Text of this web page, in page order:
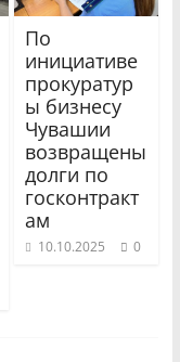
По
инициативе
прокуратур
ы бизнесу
Чувашии
возвращены
долги по
госконтракт
ам
10.10.2025 0